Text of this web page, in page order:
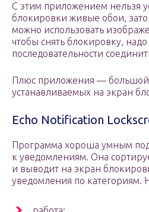
С этим приложением нельзя
блокировки живые обои, зато
можно использовать
чтобы снять блокировку,
последовательности
Плюс приложения —
устанавливаемых на экран
Echo Notification
Программа хороша умным
к уведомлениям. Она
и выводит на экран
уведомления по категориям.